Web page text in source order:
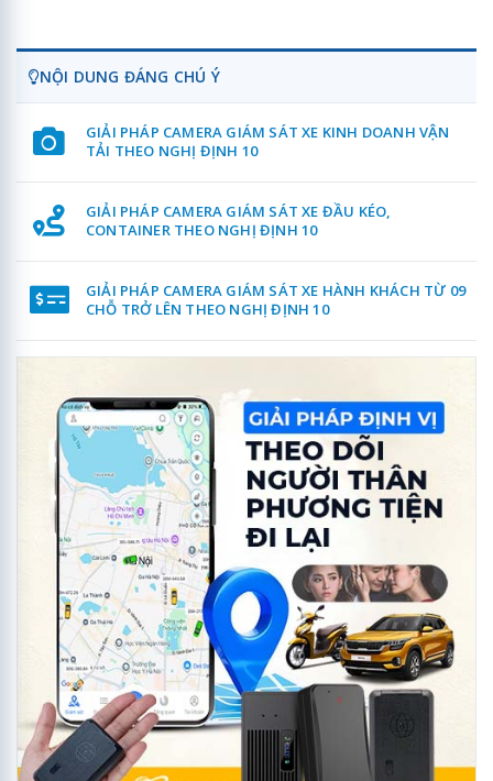
NỘI DUNG ĐÁNG CHÚ Ý
GIẢI PHÁP CAMERA GIÁM SÁT XE KINH DOANH VẬN
TẢI THEO NGHỊ ĐỊNH 10
GIẢI PHÁP CAMERA GIÁM SÁT XE ĐẦU KÉO,
CONTAINER THEO NGHỊ ĐỊNH 10
GIẢI PHÁP CAMERA GIÁM SÁT XE HÀNH KHÁCH TỪ 09
CHỖ TRỞ LÊN THEO NGHỊ ĐỊNH 10